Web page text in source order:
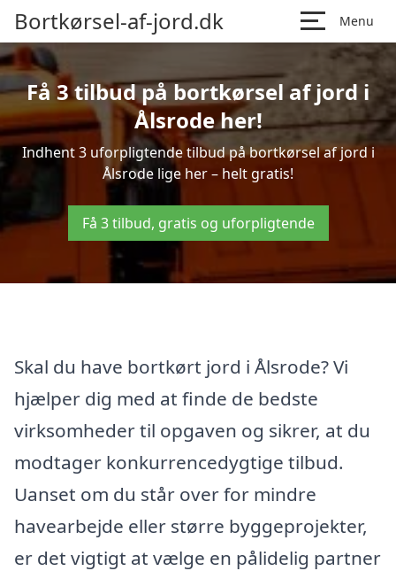
Bortkørsel-af-jord.dk Menu
Få 3 tilbud på bortkørsel af jord i
Ålsrode her!
Indhent 3 uforpligtende tilbud på bortkørsel af jord i
Ålsrode lige her – helt gratis!
Få 3 tilbud, gratis og uforpligtende
Skal du have bortkørt jord i Ålsrode? Vi
hjælper dig med at finde de bedste
virksomheder til opgaven og sikrer, at du
modtager konkurrencedygtige tilbud.
Uanset om du står over for mindre
havearbejde eller større byggeprojekter,
er det vigtigt at vælge en pålidelig partner